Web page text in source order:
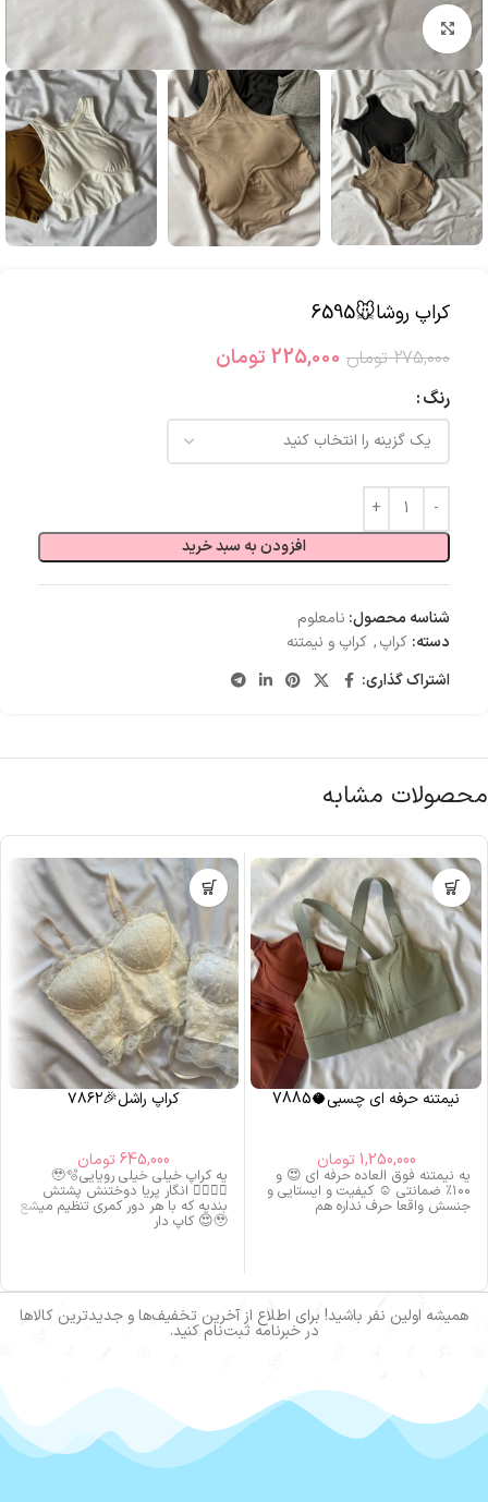
بزرگنمایی تصویر
کراپ روشا🐭6595
275,000 تومان 225,000 تومان
رنگ
افزودن به سبد خرید
شناسه محصول: نامعلوم
دسته: کراپ, کراپ و نیمتنه
اشتراک گذاری:
محصولات مشابه
نیمتنه حرفه ای چسبی🥥7885
1,250,000 تومان
یه نیمتنه فوق العاده حرفه ای 😍 و
۱۰۰٪ ضمانتی ☺️ کیفیت و ایستایی و
جنسش واقعا حرف نداره هم
کراپ راشل🎉۷۸۶۲
645,000 تومان
یه کراپ خیلی خیلی رویایی🥹🫧
🧚🏻‍♀️✨ انگار پریا دوختنش پشتش
بندیه که با هر دور کمری تنظیم میشع
🥹😍 کاپ دار
همیشه اولین نفر باشید! برای اطلاع از آخرین تخفیف‌ها و جدیدترین کالاها
در خبرنامه ثبت‌نام کنید.